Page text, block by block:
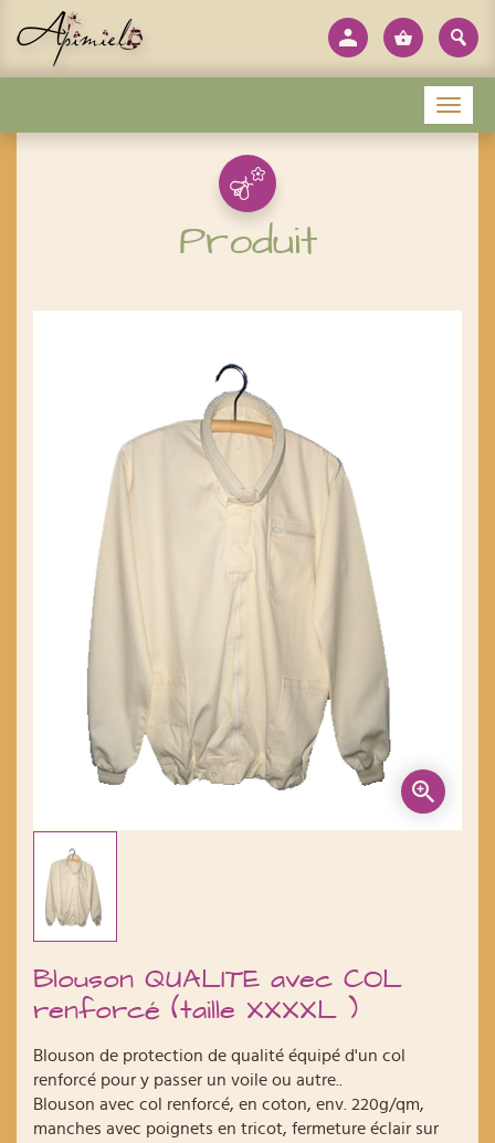
Produit
Blouson QUALITE avec COL
renforcé (taille XXXXL )
Blouson de protection de qualité équipé d'un col
renforcé pour y passer un voile ou autre..
Blouson avec col renforcé, en coton, env. 220g/qm,
manches avec poignets en tricot, fermeture éclair sur
Menu
Panneau de gestion des cookies